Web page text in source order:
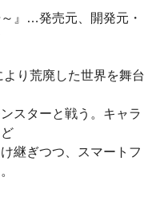
』…発売元、開発元・
り荒廃した世界を舞台
スターと戦う。キャラ
継ぎつつ、スマートフ